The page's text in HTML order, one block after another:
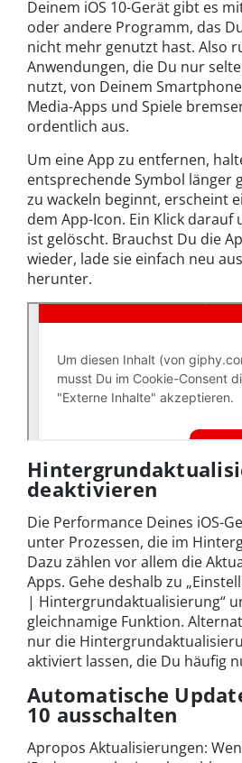
Deinem iOS 10-Gerät gibt es
oder andere Programm, das
nicht mehr genutzt hast. Also
Anwendungen, die Du nur
nutzt, von Deinem
Media-Apps und Spiele
ordentlich aus.
Um eine App zu entfernen,
entsprechende Symbol länger
zu wackeln beginnt, erscheint
dem App-Icon. Ein Klick darauf
ist gelöscht. Brauchst Du die
wieder, lade sie einfach neu
herunter.
deaktivieren
Die Performance Deines iOS-
unter Prozessen, die im
Dazu zählen vor allem die
Apps. Gehe deshalb zu
| Hintergrundaktualisierung“
gleichnamige Funktion.
nur die
aktiviert lassen, die Du häufig
Automatische
10 ausschalten
Apropos Aktualisierungen: